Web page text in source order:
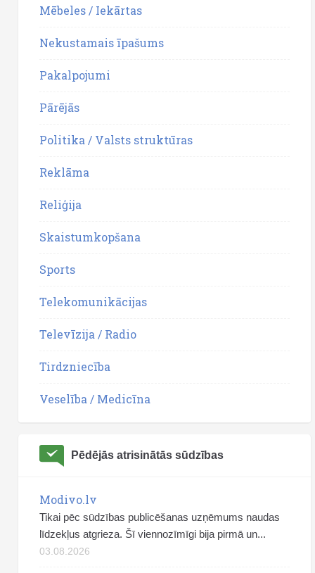
Mēbeles / Iekārtas
Nekustamais īpašums
Pakalpojumi
Pārējās
Politika / Valsts struktūras
Reklāma
Reliģija
Skaistumkopšana
Sports
Telekomunikācijas
Televīzija / Radio
Tirdzniecība
Veselība / Medicīna
Pēdējās atrisinātās sūdzības
Modivo.lv
Tikai pēc sūdzības publicēšanas uzņēmums naudas
līdzekļus atgrieza. Šī viennozīmīgi bija pirmā un...
03.08.2026